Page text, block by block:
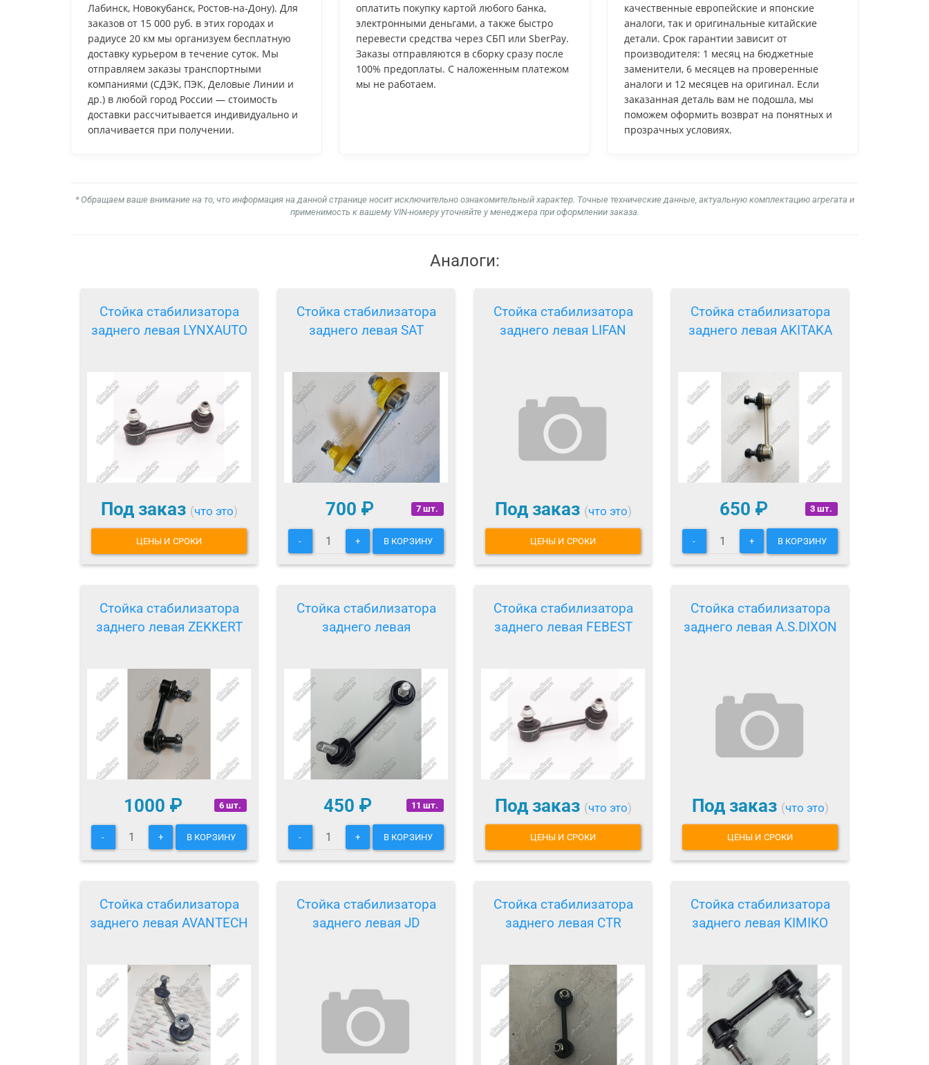
Лабинск, Новокубанск, Ростов-на-Дону). Для
заказов от 15 000 руб. в этих городах и
радиусе 20 км мы организуем бесплатную
доставку курьером в течение суток. Мы
отправляем заказы транспортными
компаниями (СДЭК, ПЭК, Деловые Линии и
др.) в любой город России — стоимость
доставки рассчитывается индивидуально и
оплачивается при получении.
оплатить покупку картой любого банка,
электронными деньгами, а также быстро
перевести средства через СБП или SberPay.
Заказы отправляются в сборку сразу после
100% предоплаты. С наложенным платежом
мы не работаем.
качественные европейские и японские
аналоги, так и оригинальные китайские
детали. Срок гарантии зависит от
производителя: 1 месяц на бюджетные
заменители, 6 месяцев на проверенные
аналоги и 12 месяцев на оригинал. Если
заказанная деталь вам не подошла, мы
поможем оформить возврат на понятных и
прозрачных условиях.
* Обращаем ваше внимание на то, что информация на данной странице носит исключительно ознакомительный характер. Точные технические данные, актуальную комплектацию агрегата и
применимость к вашему VIN-номеру уточняйте у менеджера при оформлении заказа.
Аналоги:
Стойка стабилизатора
заднего левая LYNXAUTO
Под заказ (что это)
ЦЕНЫ И СРОКИ
Стойка стабилизатора
заднего левая SAT
7 шт.
700 ₽
- + В КОРЗИНУ
Стойка стабилизатора
заднего левая LIFAN
Под заказ (что это)
ЦЕНЫ И СРОКИ
Стойка стабилизатора
заднего левая AKITAKA
3 шт.
650 ₽
- + В КОРЗИНУ
Стойка стабилизатора
заднего левая ZEKKERT
6 шт.
1000 ₽
- + В КОРЗИНУ
Стойка стабилизатора
заднего левая
11 шт.
450 ₽
- + В КОРЗИНУ
Стойка стабилизатора
заднего левая FEBEST
Под заказ (что это)
ЦЕНЫ И СРОКИ
Стойка стабилизатора
заднего левая A.S.DIXON
Под заказ (что это)
ЦЕНЫ И СРОКИ
Стойка стабилизатора
заднего левая AVANTECH
Стойка стабилизатора
заднего левая JD
Стойка стабилизатора
заднего левая CTR
Стойка стабилизатора
заднего левая KIMIKO